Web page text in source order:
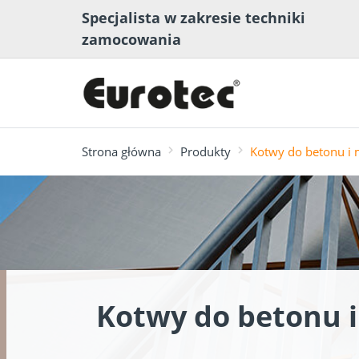
Specjalista w zakresie techniki
zamocowania
Konstrukcje tarasów Inżynieria
najczęściej wyszukiwane
Narzędzie do Program
NOWOŚĆ
Zalecenia
Strona główna Produkty Kotwy do betonu i
Kotwy do betonu